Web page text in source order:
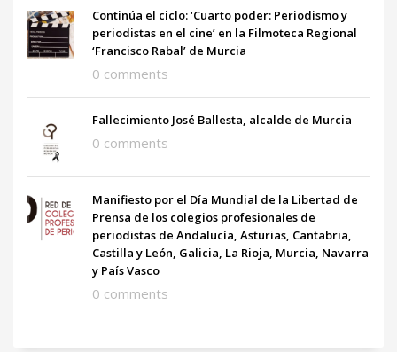
Continúa el ciclo: ‘Cuarto poder: Periodismo y
periodistas en el cine’ en la Filmoteca Regional
‘Francisco Rabal’ de Murcia
0 comments
Fallecimiento José Ballesta, alcalde de Murcia
0 comments
Manifiesto por el Día Mundial de la Libertad de
Prensa de los colegios profesionales de
periodistas de Andalucía, Asturias, Cantabria,
Castilla y León, Galicia, La Rioja, Murcia, Navarra
y País Vasco
0 comments